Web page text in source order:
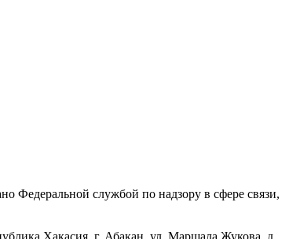
службой по надзору в сфере связи,
Хакасия, г. Абакан, ул. Маршала Жукова, д.